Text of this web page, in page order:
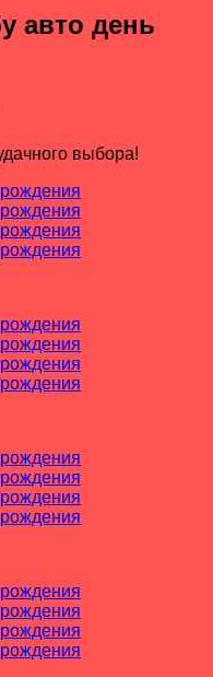
выбора!